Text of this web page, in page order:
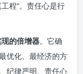
程”。责任心是行
的倍增器。它确
优化、最经济的方
纪律严明、责任心